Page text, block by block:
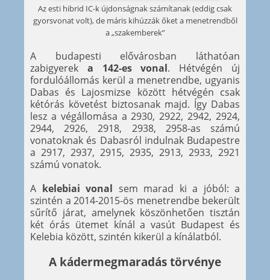
Az esti hibrid IC-k újdonságnak számítanak (eddig csak
gyorsvonat volt), de máris kihúzzák őket a menetrendből
a „szakemberek”
A budapesti elővárosban láthatóan
zabigyerek a 142-es vonal. Hétvégén új
fordulóállomás kerül a menetrendbe, ugyanis
Dabas és Lajosmizse között hétvégén csak
kétórás követést biztosanak majd. Így Dabas
lesz a végállomása a 2930, 2922, 2942, 2924,
2944, 2926, 2918, 2938, 2958-as számú
vonatoknak és Dabasról indulnak Budapestre
a 2917, 2937, 2915, 2935, 2913, 2933, 2921
számú vonatok.
A kelebiai vonal sem marad ki a jóból: a
szintén a 2014-2015-ös menetrendbe bekerült
sűrítő járat, amelynek köszönhetően tisztán
két órás ütemet kínál a vasút Budapest és
Kelebia között, szintén kikerül a kínálatból.
A kádermegmaradás törvénye